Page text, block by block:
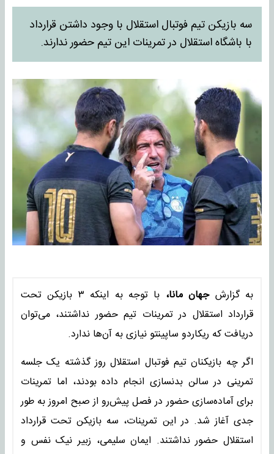
سه بازیکن تیم فوتبال استقلال با وجود داشتن قرارداد
با باشگاه استقلال در تمرینات این تیم حضور ندارند.
به گزارش جهان مانا،
با توجه به اینکه ۳ بازیکن تحت
قرارداد استقلال در تمرینات تیم حضور نداشتند، می‌توان
دریافت که ریکاردو ساپینتو نیازی به آن‌ها ندارد.
اگر چه بازیکنان تیم فوتبال استقلال روز گذشته یک جلسه
تمرینی در سالن بدنسازی انجام داده بودند، اما تمرینات
برای آماده‌سازی حضور در فصل پیش‌رو از صبح امروز به طور
جدی آغاز شد. در این تمرینات، سه بازیکن تحت قرارداد
استقلال حضور نداشتند. ایمان سلیمی، زبیر نیک‌ نفس و